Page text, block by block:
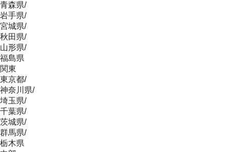
青森県/
岩手県/
宮城県/
秋田県/
山形県/
福島県
関東
東京都/
神奈川県/
埼玉県/
千葉県/
茨城県/
群馬県/
栃木県